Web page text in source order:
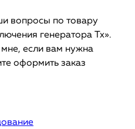
вопросы по товару
генератора Tx».
если вам нужна
оформить заказ